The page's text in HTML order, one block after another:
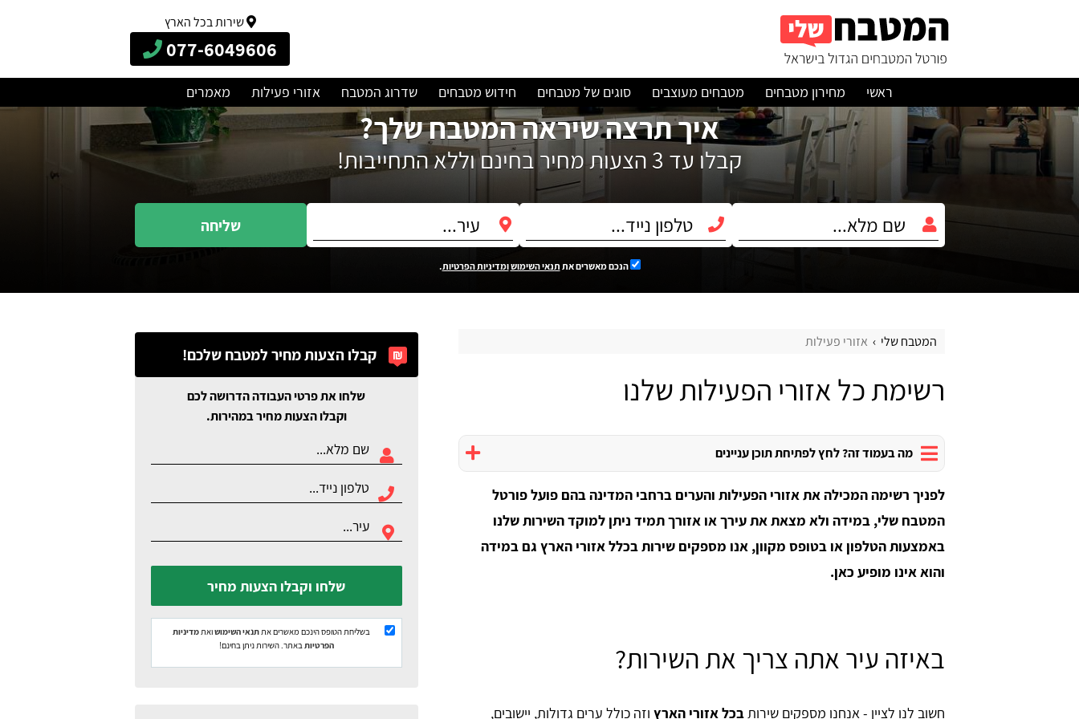
שירות בכל הארץ
077-6049606
ראשי מחירון מטבחים מטבחים מעוצבים סוגים של מטבחים חידוש מטבחים שדרוג המטבח אזורי פעילות מאמרים
איך תרצה שיראה המטבח שלך?
קבלו עד 3 הצעות מחיר בחינם וללא התחייבות!
שליחה
הנכם מאשרים את תנאי השימושומדיניות הפרטיות.
המטבח שלי אזורי פעילות
רשימת כל אזורי הפעילות שלנו
מה בעמוד זה? לחץ לפתיחת תוכן עניינים
לפניך רשימה המכילה את אזורי הפעילות והערים ברחבי המדינה בהם פועל פורטל
המטבח שלי, במידה ולא מצאת את עירך או אזורך תמיד ניתן למוקד השירות שלנו
באמצעות הטלפון או בטופס מקוון, אנו מספקים שירות בכלל אזורי הארץ גם במידה
והוא אינו מופיע כאן.
באיזה עיר אתה צריך את השירות?
חשוב לנו לציין - אנחנו מספקים שירותבכל אזורי הארץ וזה כולל ערים גדולות, יישובים,
קבלו הצעות מחיר למטבח שלכם!
שלחו את פרטי העבודה הדרושה לכם
וקבלו הצעות מחיר במהירות.
שלחו וקבלו הצעות מחיר
בשליחת הטופס הינכם מאשרים אתתנאי השימושואתמדיניות
הפרטיותבאתר. השירות ניתן בחינם!